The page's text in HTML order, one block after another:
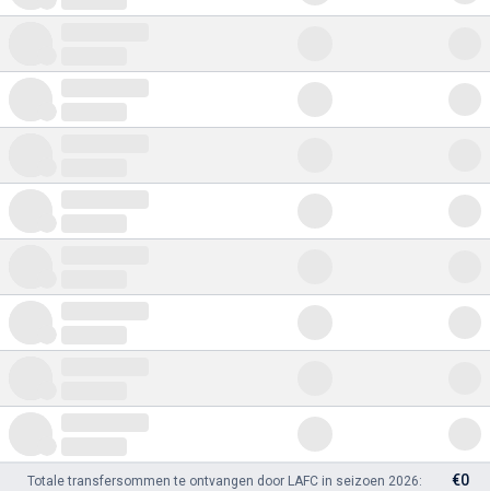
Totale transfersommen te ontvangen door LAFC in seizoen 2026: €0